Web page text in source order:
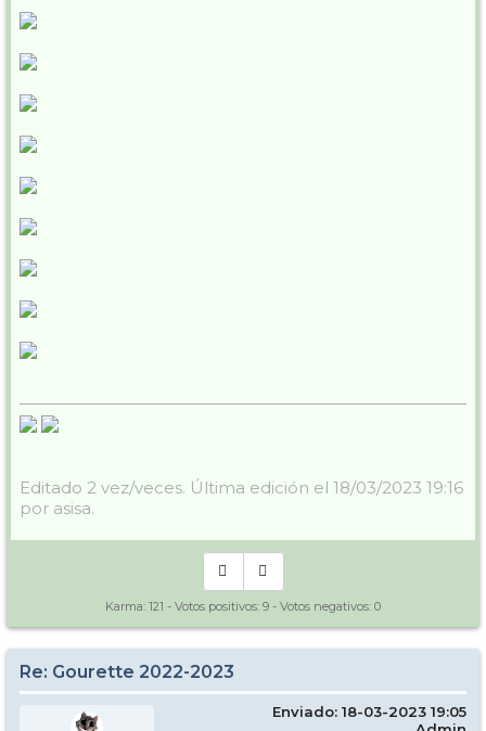
Editado 2 vez/veces. Última edición el 18/03/2023 19:16
por asisa.
Karma: 121 - Votos positivos: 9 - Votos negativos: 0
Re: Gourette 2022-2023
Enviado: 18-03-2023 19:05